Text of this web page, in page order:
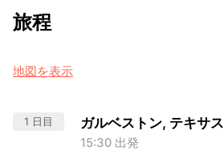
旅程
地図を表示
1 日目 ガルベストン, テキサス
15:30 出発